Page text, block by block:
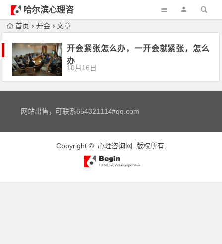
哈尔滨心理咨
询首页 开会 文章
开会紧张怎么办，一开会就紧张，怎么
办
10月16日
网站出售，可联系654321114#qq.com
Copyright © 心理咨询网 版权所有.